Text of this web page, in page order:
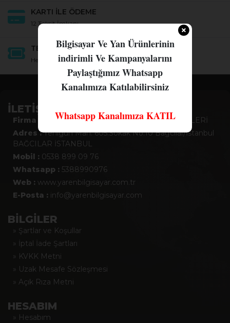
KARTI İLE ÖDEME
12 Taksit İmkanı
TEKNİK DESTEK
Her Konuda Destek
İLETİŞİM
Firma :
YAREN BİLGİSAYAR BİLİŞİM TEKNOLOJİLERİ
Adres :Yenigün Mah. 605.Sokak No:10 Bağcılar/İstanbul
BAĞCILAR İSTANBUL
Mobil : 0538 899 09 76
Whatsapp : 5388990976
Web : www.yarenbilgisayar.com.tr
E-Posta : info@yarenbilgisayar.com
BİLGİLER
» Şartlar ve Koşullar
» İptal İade Şartları
» KVKK Metni
» Uzak Mesafe Sözleşmesi
» Açık Rıza Metni
HESABIM
» Hesabım
Bilgisayar Ve Yan Ürünlerinin
indirimli Ve Kampanyalarını
Paylaştığımız Whatsapp
Kanalımıza Katılabilirsiniz
Whatsapp Kanalımıza KATIL